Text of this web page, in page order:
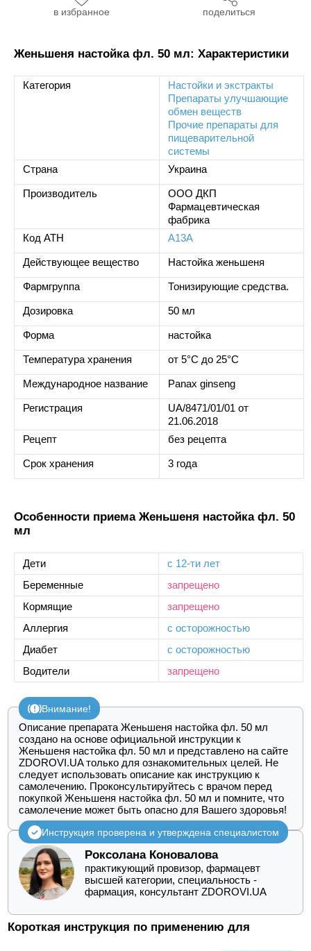
в избранное поделиться
Женьшеня настойка фл. 50 мл: Характеристики
Категория
Настойки и экстракты
Препараты улучшающие
обмен веществ
Прочие препараты для
пищеварительной
системы
Страна
Украина
Производитель
ООО ДКП
Фармацевтическая
фабрика
Код ATH
A13A
Действующее вещество Настойка женьшеня
Фармгруппа Тонизирующие средства.
Дозировка 50 мл
Форма настойка
Температура хранения от 5°C до 25°C
Международное название Panax ginseng
Регистрация
UA/8471/01/01 от
21.06.2018
Рецепт
без рецепта
Срок хранения 3 года
Особенности приема Женьшеня настойка фл. 50
мл
Дети
с 12-ти лет
Беременные
запрещено
Кормящие
запрещено
Аллергия
с осторожностью
Диабет
с осторожностью
Водители
запрещено
Внимание!
Описание препарата Женьшеня настойка фл. 50 мл
создано на основе официальной инструкции к
Женьшеня настойка фл. 50 мл и представлено на сайте
ZDOROVI.UA только для ознакомительных целей. Не
следует использовать описание как инструкцию к
самолечению. Проконсультируйтесь с врачом перед
покупкой Женьшеня настойка фл. 50 мл и помните, что
самолечение может быть опасно для Вашего здоровья!
Инструкция проверена и утверждена специалистом
Роксолана Коновалова
практикующий провизор, фармацевт
высшей категории, специальность -
фармация, консультант ZDOROVI.UA
Короткая инструкция по применению для